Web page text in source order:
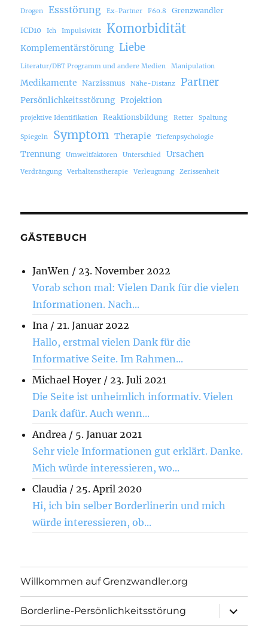
Drogen Essstörung Ex-Partner F60.8 Grenzwandler
ICD10 Ich Impulsivität Komorbidität
Komplementärstörung Liebe
Literatur/DBT Programm und andere Medien Manipulation
Medikamente Narzissmus Nähe-Distanz Partner
Persönlichkeitsstörung Projektion
projektive Identifikation Reaktionsbildung Retter Spaltung
Spiegeln Symptom Therapie Tiefenpsychologie
Trennung Umweltfaktoren Unterschied Ursachen
Verdrängung Verhaltenstherapie Verleugnung Zerissenheit
GÄSTEBUCH
JanWen / 23. November 2022
Vorab schon mal: Vielen Dank für die vielen
Informationen. Nach...
Ina / 21. Januar 2022
Hallo, erstmal vielen Dank für die
Informative Seite. Im Rahmen...
Michael Hoyer / 23. Juli 2021
Die Seite ist unheimlich informativ. Vielen
Dank dafür. Auch wenn...
Andrea / 5. Januar 2021
Sehr viele Informationen gut erklärt. Danke.
Mich würde interessieren, wo...
Claudia / 25. April 2020
Hi, ich bin selber Borderlinerin und mich
würde interessieren, ob...
Willkommen auf Grenzwandler.org
Borderline-Persönlichkeitsstörung
öffnen